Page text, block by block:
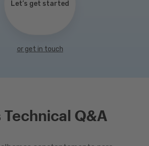
Let’s get started
or get in touch
Technical Q&A